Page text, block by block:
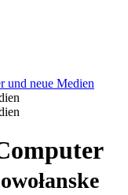
und neue Medien